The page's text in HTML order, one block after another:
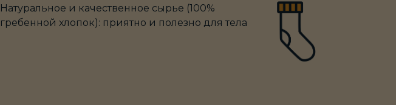
Натуральное и качественное сырье (100%
гребенной хлопок): приятно и полезно для тела